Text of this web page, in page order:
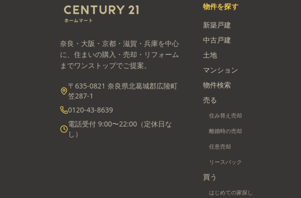
奈良・大阪・京都・滋賀・兵庫を中心
に、住まいの購入・売却・リフォーム
までワンストップでご提案。
〒635-0821 奈良県北葛城郡広陵町
笠287-1
0120-43-8639
電話受付 9:00〜22:00（定休日な
し）
物件を探す
新築戸建
中古戸建
土地
マンション
物件検索
売る
住み替え売却
離婚時の売却
任意売却
リースバック
買う
はじめての家探し